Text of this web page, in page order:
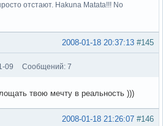
отстают. Hakuna Matata!!! No
#145
2008-01-18 20:37:13
09 Сообщений: 7
твою мечту в реальность )))
#146
2008-01-18 21:26:07